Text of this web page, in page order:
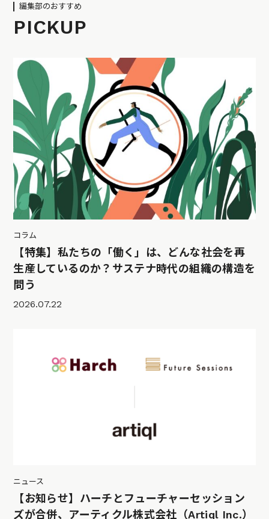
編集部のおすすめ
PICKUP
コラム
【特集】私たちの「働く」は、どんな社会を再
生産しているのか？サステナ時代の組織の構造を
問う
2026.07.22
ニュース
【お知らせ】ハーチとフューチャーセッション
ズが合併、アーティクル株式会社（Artiql Inc.）